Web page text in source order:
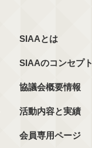
SIAAとは
SIAAのコンセプト
協議会概要情報
活動内容と実績
会員専用ページ